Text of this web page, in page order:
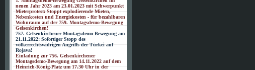
neuen Jahr 2023 am 23.01.2023 mit Schwerpunkt
Mieterprotest: Stoppt explodierende Mieten,
Nebenkosten und Energiekosten - für bezahlbaren
Wohnraum auf der 759. Montagsdemo-Bewegung
Gelsenkirchen!
757. Gelsenkirchener Montagsdemo-Bewegung am
21.11.2022: Sofortiger Stopp des
völkerrechtswidrigen Angriffs der Türkei auf
Rojava!
Einladung zur 756. Gelsenkirchener
Montagsdemo-Bewegung am 14.11.2022 auf dem
Heinrich-König-Platz um 17.30 Uhr in der